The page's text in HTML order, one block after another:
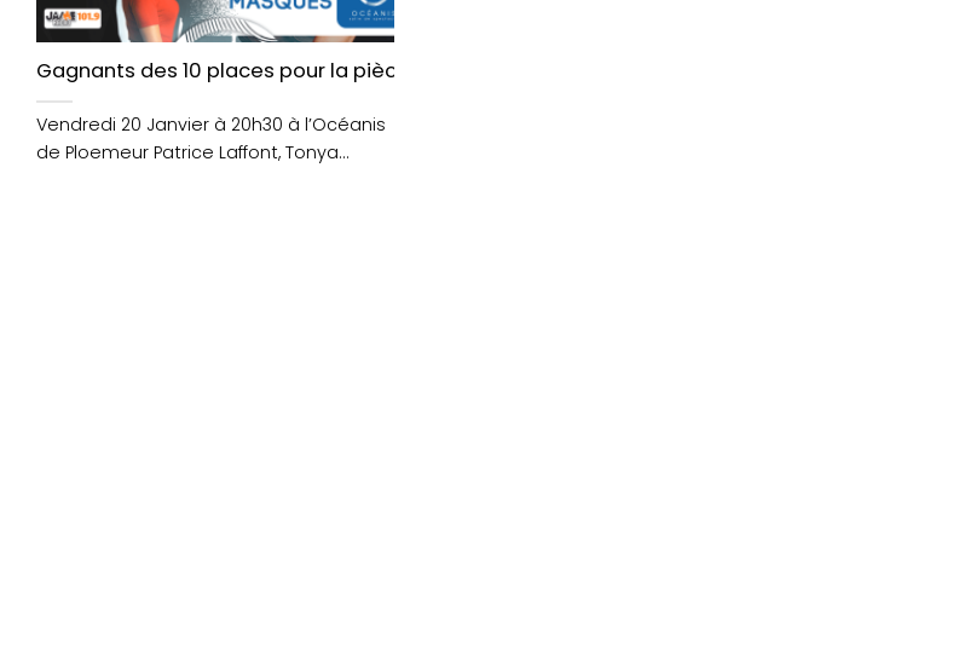
Gagnants des 10 places pour la pièce de théâtre “ Bas les masques ! “ à l’Océanis de Ploemeur.
Vendredi 20 Janvier à 20h30 à l’Océanis
de Ploemeur Patrice Laffont, Tonya